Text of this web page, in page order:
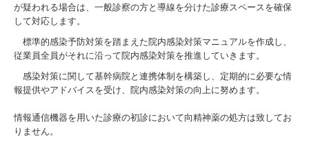
が疑われる場合は、一般診察の方と導線を分けた診療スペースを確保
して対応します。
標準的感染予防対策を踏まえた院内感染対策マニュアルを作成し、
従業員全員がそれに沿って院内感染対策を推進していきます。
感染対策に関して基幹病院と連携体制を構築し、定期的に必要な情
報提供やアドバイスを受け、院内感染対策の向上に努めます。
情報通信機器を用いた診療の初診において向精神薬の処方は致してお
りません。